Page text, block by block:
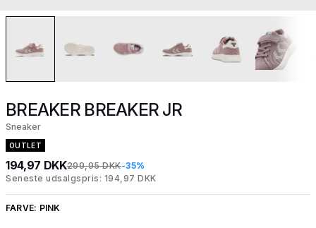
BREAKER BREAKER JR
Sneaker
OUTLET
194,97 DKK299,95 DKK-35%
Seneste udsalgspris: 194,97 DKK
FARVE: PINK